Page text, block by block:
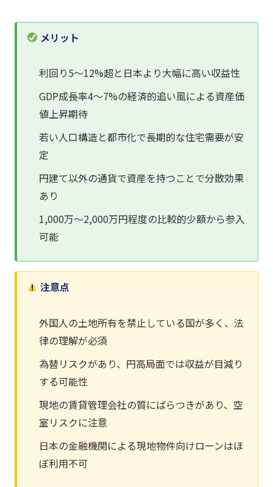
メリット
利回り5〜12%超と日本より大幅に高い収益性
GDP成長率4〜7%の経済的追い風による資産価
値上昇期待
若い人口構造と都市化で長期的な住宅需要が安
定
円建て以外の通貨で資産を持つことで分散効果
あり
1,000万〜2,000万円程度の比較的少額から参入
可能
注意点
外国人の土地所有を禁止している国が多く、法
律の理解が必須
為替リスクがあり、円高局面では収益が目減り
する可能性
現地の賃貸管理会社の質にばらつきがあり、空
室リスクに注意
日本の金融機関による現地物件向けローンはほ
ぼ利用不可